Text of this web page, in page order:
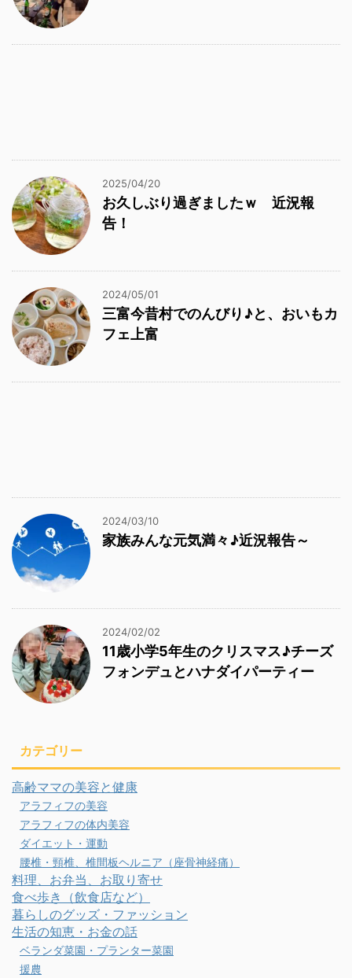
2025/04/20
お久しぶり過ぎましたｗ 近況報
告！
2024/05/01
三富今昔村でのんびり♪と、おいもカ
フェ上富
2024/03/10
家族みんな元気満々♪近況報告～
2024/02/02
11歳小学5年生のクリスマス♪チーズ
フォンデュとハナダイパーティー
カテゴリー
高齢ママの美容と健康
アラフィフの美容
アラフィフの体内美容
ダイエット・運動
腰椎・頸椎、椎間板ヘルニア（座骨神経痛）
料理、お弁当、お取り寄せ
食べ歩き（飲食店など）
暮らしのグッズ・ファッション
生活の知恵・お金の話
ベランダ菜園・プランター菜園
援農